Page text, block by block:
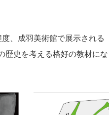
、成羽美術館で展示される
歴史を考える格好の教材にな